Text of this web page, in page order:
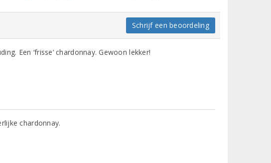
Schrijf een beoordeling
Een ‘frisse’ chardonnay. Gewoon lekker!
chardonnay.